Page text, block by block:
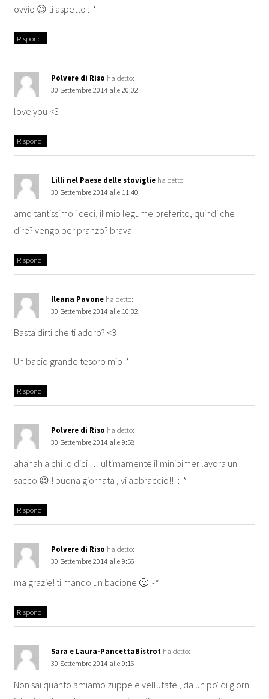
ovvio 😉 ti aspetto :-*
Rispondi
Polvere di Riso ha detto:
30 Settembre 2014 alle 20:02
love you <3
Rispondi
Lilli nel Paese delle stoviglie ha detto:
30 Settembre 2014 alle 11:40
amo tantissimo i ceci, il mio legume preferito, quindi che
dire? vengo per pranzo? brava
Rispondi
Ileana Pavone ha detto:
30 Settembre 2014 alle 10:32
Basta dirti che ti adoro? <3
Un bacio grande tesoro mio :*
Rispondi
Polvere di Riso ha detto:
30 Settembre 2014 alle 9:58
ahahah a chi lo dici … ultimamente il minipimer lavora un
sacco 😉 ! buona giornata , vi abbraccio!!! :-*
Rispondi
Polvere di Riso ha detto:
30 Settembre 2014 alle 9:56
ma grazie! ti mando un bacione 🙂 :-*
Rispondi
Sara e Laura-PancettaBistrot ha detto:
30 Settembre 2014 alle 9:16
Non sai quanto amiamo zuppe e vellutate , da un po' di giorni